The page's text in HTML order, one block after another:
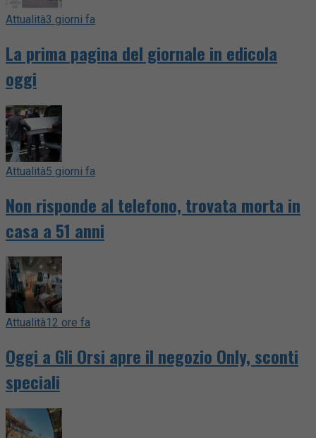
Attualità3 giorni fa
La prima pagina del giornale in edicola
oggi
Attualità5 giorni fa
Non risponde al telefono, trovata morta in
casa a 51 anni
Attualità12 ore fa
Oggi a Gli Orsi apre il negozio Only, sconti
speciali